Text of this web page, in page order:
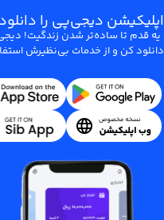
اپلیکیشن دیجی‌پی را
یه قدم تا ساده‌تر شدن زندگیت!
دانلود کن و از خدمات بی‌نظیرش